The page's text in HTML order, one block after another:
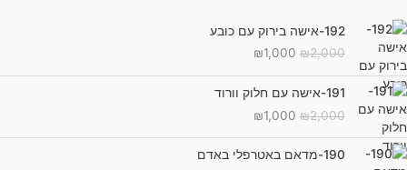
192-אישה בירוק עם כובע
₪2,000
המחיר
היה:
₪1,000
הוא:
191-אישה עם חלוק וורוד
₪2,000
המחיר
היה:
₪1,000
הוא:
190-מדאם באטרפלי באדם